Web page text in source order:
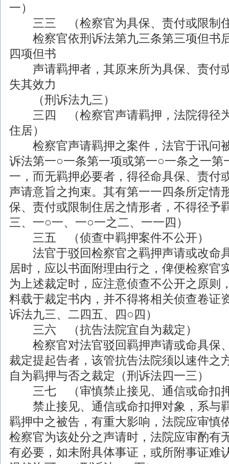
一）
三三 （检察官为具保、责付或限制
检察官依刑诉法第九三条第三项但书
四项但书
声请羁押者，其原来所为具保、责付
失其效力
（刑诉法九三）
三四 （检察官声请羁押，法院得径为
住居）
检察官声请羁押之案件，法官于讯问
诉法第一○一条第一项或第一○一条之一第
一，而无羁押必要者，得径命具保、责付
声请意旨之拘束。其有第一一四条所定情
保、责付或限制住居之情形者，不得径予
三、一○一、一○一之二、一一四）
三五 （侦查中羁押案件不公开）
法官于驳回检察官之羁押声请或改命
居时，应以书面附理由行之，俾便检察官
为上述裁定时，应注意侦查不公开之原则
料载于裁定书内，并不得将相关侦查卷证
诉法九三、二四五、四○四）
三六 （抗告法院宜自为裁定）
检察官对法官驳回羁押声请或命具保
裁定提起告者，该管抗告法院须以速件之
自为羁押与否之裁定（刑诉法四一三）
三七 （审慎禁止接见、通信或命扣
禁止接见、通信或命扣押对象，系与
羁押中之被告，有重大影响，法院应审慎
检察官为该处分之声请时，法院应审酌有
有必要，如未附具体事证，或所附事证难